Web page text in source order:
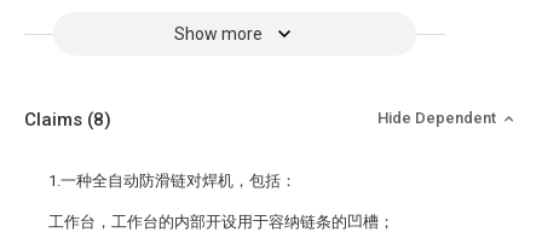
Show more
Claims (8) Hide Dependent
1.一种全自动防滑链对焊机，包括：
工作台，工作台的内部开设用于容纳链条的凹槽；